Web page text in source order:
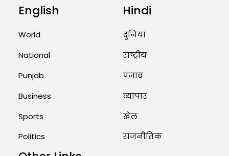
Unique Wedding: Twin Sisters
Priests Conducting Rituals...
August 1, 2026 11:24 AM
English
World
National
Punjab
Business
Sports
Politics
Hindi
दुनिया
राष्ट्रीय
पंजाब
व्यापार
खेल
राजनीतिक